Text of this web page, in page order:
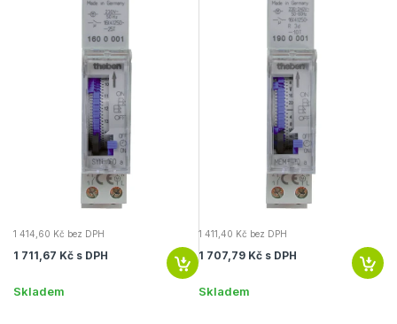
1 414,60 Kč bez DPH
1 711,67 Kč s DPH
Skladem
1 411,40 Kč bez DPH
1 707,79 Kč s DPH
Skladem